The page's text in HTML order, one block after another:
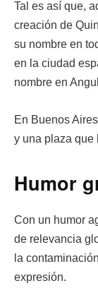
Tal es así que,
creación de
su nombre en
en la ciudad
nombre en
En Buenos
y una plaza que
Humor
Con un humor
de relevancia
la
expresión.